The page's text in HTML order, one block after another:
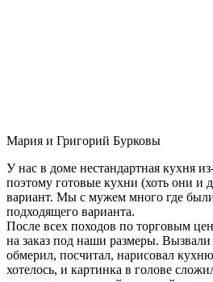
Мария и Григорий Бурковы
У нас в доме нестандартная кухня
поэтому готовые кухни (хоть они и
вариант. Мы с мужем много где
подходящего варианта.
После всех походов по торговым
на заказ под наши размеры.
обмерил, посчитал, нарисовал
хотелось, и картинка в голове